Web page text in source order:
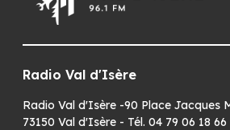
Radio Val d'Isère
Radio Val d'Isère -90 Place Jacques
73150 Val d'Isère - Tél. 04 79 06 18 66